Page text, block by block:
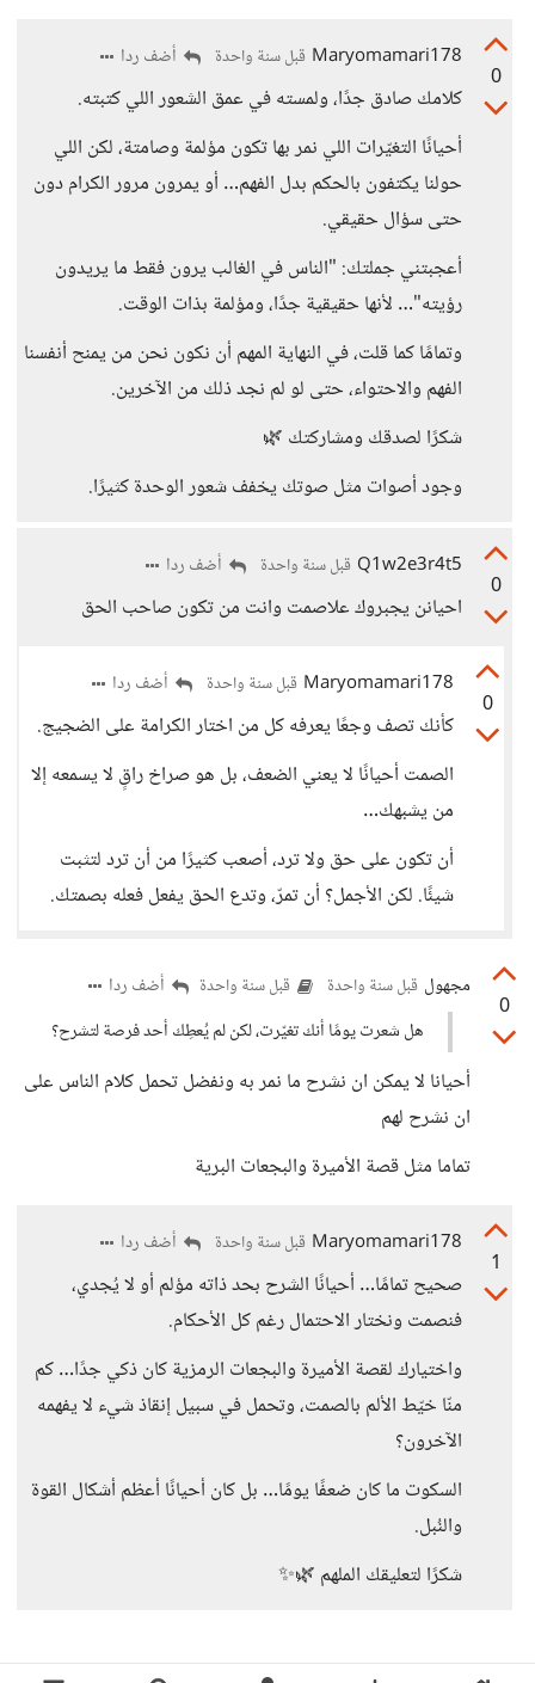
0
Maryomamari178 قبل سنة واحدة أضف ردا
كلامك صادق جدًا، ولمسته في عمق الشعور اللي كتبته.
أحيانًا التغيّرات اللي نمر بها تكون مؤلمة وصامتة، لكن اللي
حولنا يكتفون بالحكم بدل الفهم… أو يمرون مرور الكرام دون
حتى سؤال حقيقي.
أعجبتني جملتك: "الناس في الغالب يرون فقط ما يريدون
رؤيته"… لأنها حقيقية جدًا، ومؤلمة بذات الوقت.
وتمامًا كما قلت، في النهاية المهم أن نكون نحن من يمنح أنفسنا
الفهم والاحتواء، حتى لو لم نجد ذلك من الآخرين.
شكرًا لصدقك ومشاركتك 🌿
وجود أصوات مثل صوتك يخفف شعور الوحدة كثيرًا.
0
Q1w2e3r4t5 قبل سنة واحدة أضف ردا
احيانن يجبروك علاصمت وانت من تكون صاحب الحق
0
Maryomamari178 قبل سنة واحدة أضف ردا
كأنك تصف وجعًا يعرفه كل من اختار الكرامة على الضجيج.
الصمت أحيانًا لا يعني الضعف، بل هو صراخ راقٍ لا يسمعه إلا
من يشبهك…
أن تكون على حق ولا ترد، أصعب كثيرًا من أن ترد لتثبت
شيئًا. لكن الأجمل؟ أن تمرّ، وتدع الحق يفعل فعله بصمتك.
0
مجهول قبل سنة واحدة قبل سنة واحدة
أضف ردا
هل شعرت يومًا أنك تغيّرت، لكن لم يُعطِك أحد فرصة لتشرح؟
أحيانا لا يمكن ان نشرح ما نمر به ونفضل تحمل كلام الناس على
ان نشرح لهم
تماما مثل قصة الأميرة والبجعات البرية
1
Maryomamari178 قبل سنة واحدة أضف ردا
صحيح تمامًا… أحيانًا الشرح بحد ذاته مؤلم أو لا يُجدي،
فنصمت ونختار الاحتمال رغم كل الأحكام.
واختيارك لقصة الأميرة والبجعات الرمزية كان ذكي جدًا… كم
منّا خيّط الألم بالصمت، وتحمل في سبيل إنقاذ شيء لا يفهمه
الآخرون؟
السكوت ما كان ضعفًا يومًا… بل كان أحيانًا أعظم أشكال القوة
والنُبل.
شكرًا لتعليقك الملهم 🌿✨